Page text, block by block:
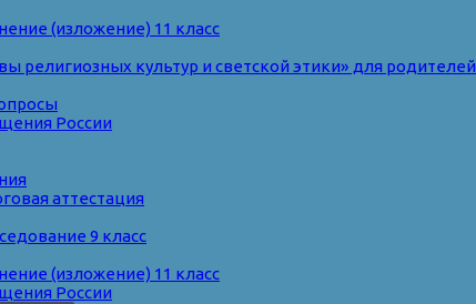
(изложение) 11 класс
религиозных культур и светской этики» для родителей
России
аттестация
9 класс
(изложение) 11 класс
России